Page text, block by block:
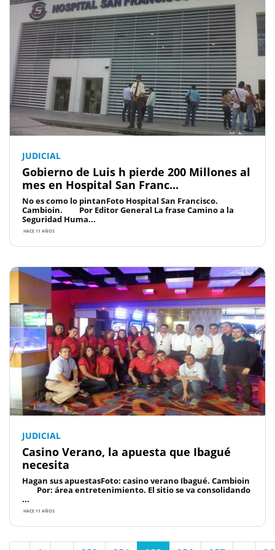
JUDICIAL
Gobierno de Luis h pierde 200 Millones al
mes en Hospital San Franc...
No es como lo pintanFoto Hospital San Francisco.
Cambioin. Por Editor General La frase Camino a la
Seguridad Huma...
HACE 11 AÑOS
JUDICIAL
Casino Verano, la apuesta que Ibagué
necesita
Hagan sus apuestasFoto: casino verano Ibagué. Cambioin
Por: área entretenimiento. El sitio se va consolidando
...
HACE 11 AÑOS